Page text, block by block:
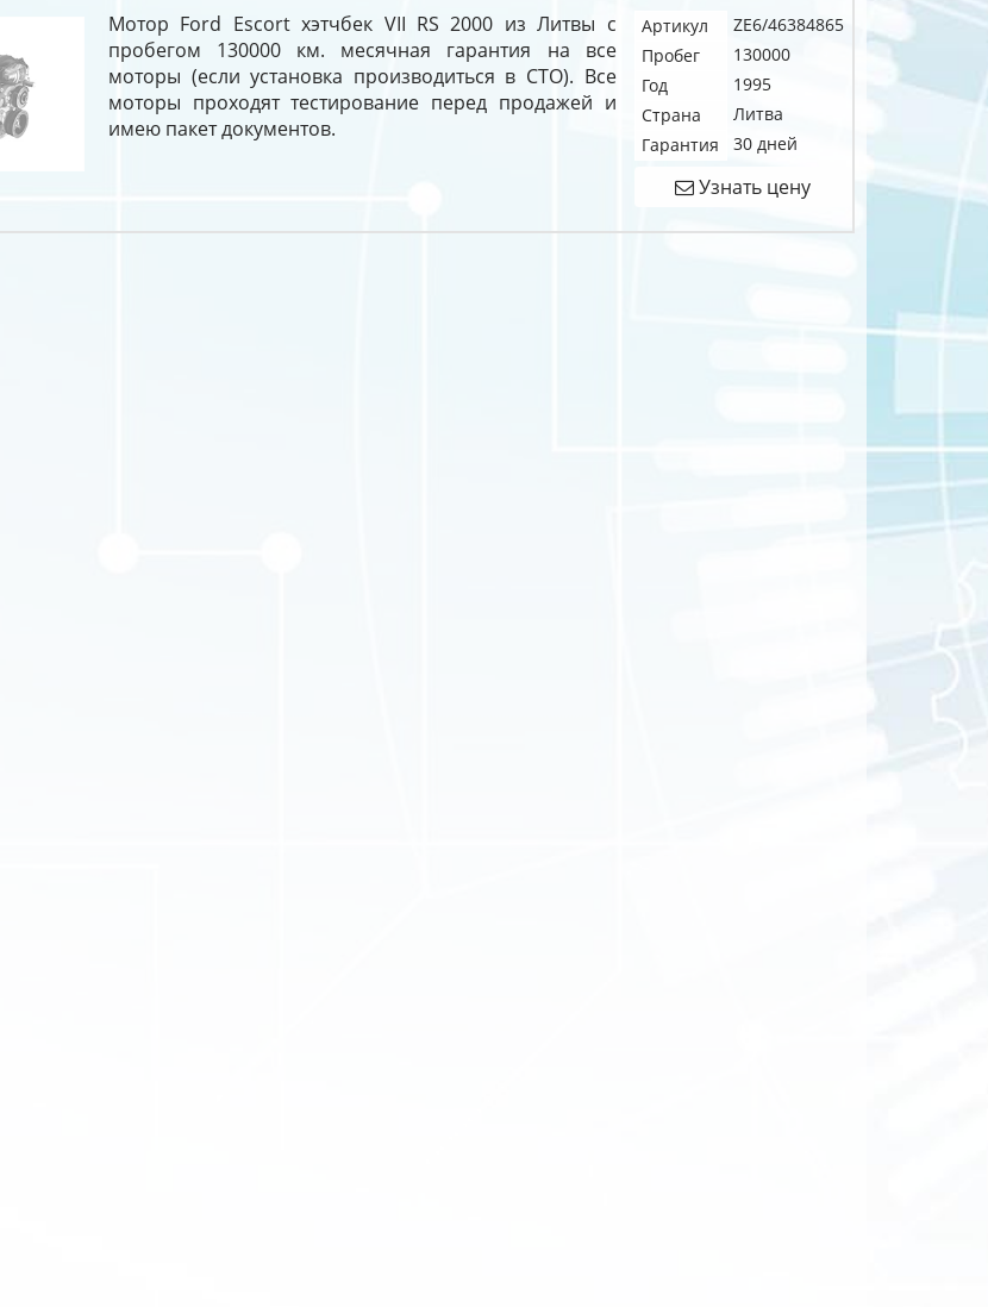
Мотор Ford Escort хэтчбек VII RS 2000 из Литвы с
пробегом 130000 км. месячная гарантия на все
моторы (если установка производиться в СТО). Все
моторы проходят тестирование перед продажей и
имею пакет документов.
Артикул
ZE6/46384865
Пробег
130000
Год
1995
Страна
Литва
Гарантия
30 дней
Узнать цену